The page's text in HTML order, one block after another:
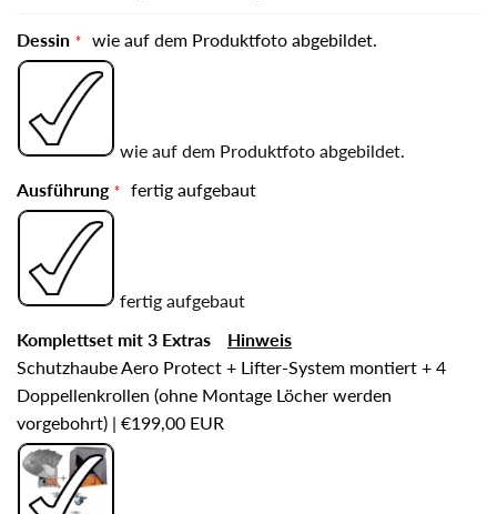
Dessin wie auf dem Produktfoto abgebildet.
wie auf dem Produktfoto abgebildet.
Ausführung
fertig aufgebaut
fertig aufgebaut
Komplettset mit 3 Extras
Hinweis
Schutzhaube Aero Protect + Lifter-System montiert + 4
Doppellenkrollen (ohne Montage Löcher werden
vorgebohrt) | €199,00 EUR